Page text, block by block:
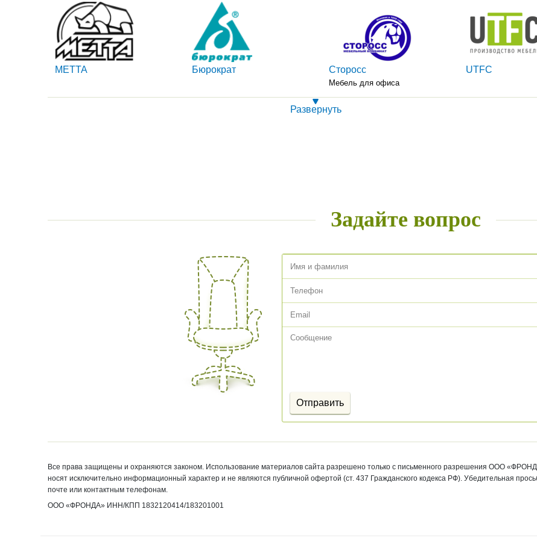
METTA Бюрократ Сторосс
Мебель для офиса
UTFC
в мебели от компании
мебелью
Norden Chairs RIVA
Экспро-Грейд LWOP Сонум EDEM
Развернуть
Задайте вопрос
Все права защищены и охраняются законом. Использование материалов сайта разрешено только с письменного разрешения ООО
носят исключительно информационный характер и не являются публичной офертой (ст. 437 Гражданского кодекса РФ). Убедительная
почте или контактным телефонам.
ООО «ФРОНДА» ИНН/КПП 1832120414/183201001